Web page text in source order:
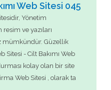
Web Sitesi 045
Yönetim
ve yazıları
mümkündür. Güzellik
Sitesi - Cilt Bakımı Web
kolay olan bir site
Web Sitesi , olarak ta